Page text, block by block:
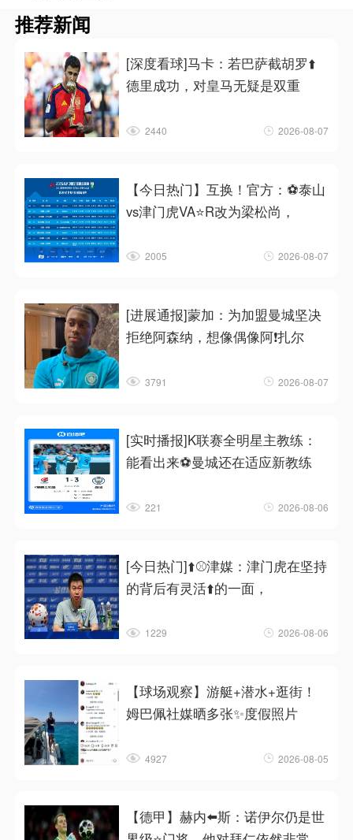
推荐新闻
[深度看球]马卡：若巴萨截胡罗⬆️
德里成功，对皇马无疑是双重
2440 2026-08-07
【今日热门】互换！官方：⚽泰山
vs津门虎VA⭐R改为梁松尚，
2005 2026-08-07
[进展通报]蒙加：为加盟曼城坚决
拒绝阿森纳，想像偶像阿❗扎尔
3791 2026-08-07
[实时播报]K联赛全明星主教练：
能看出来⚽曼城还在适应新教练
221 2026-08-06
[今日热门]⬆️⚾津媒：津门虎在坚持
的背后有灵活⬆️的一面，
1229 2026-08-06
【球场观察】游艇+潜水+逛街！
姆巴佩社媒晒多张✨度假照片
4927 2026-08-05
【德甲】赫内⬅️斯：诺伊尔仍是世